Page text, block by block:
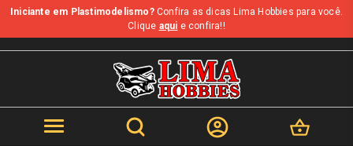
b
Iniciante em Plastimodelismo?Confira as dicas Lima Hobbies para você.
Clique aqui e confira!!